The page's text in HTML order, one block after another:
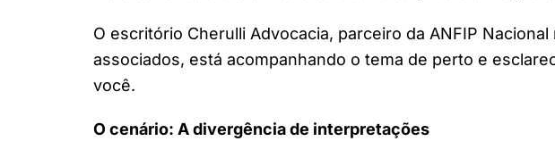
O escritório Cherulli Advocacia, parceiro da ANFIP
associados, está acompanhando o tema de perto e
você.
O cenário: A divergência de interpretações